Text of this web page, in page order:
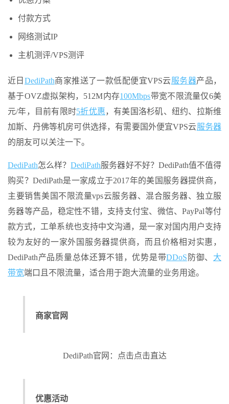
付款方式
网络测试IP
主机测评/VPS测评
近日 DediPath商家推送了一款低配便宜VPS云服务器产品，
基于OVZ虚拟架构，512M内存100Mbps带宽不限流量仅6美
元/年，目前有限时5折优惠，有美国洛杉矶、纽约、拉斯维
加斯、丹佛等机房可供选择，有需要国外便宜VPS云服务器
的朋友可以关注一下。
DediPath怎么样？DediPath服务器好不好？DediPath值不值得
购买？DediPath是一家成立于2017年的美国服务器提供商，
主要销售美国不限流量vps云服务器、混合服务器、独立服
务器等产品，稳定性不错，支持支付宝、微信、PayPal等付
款方式，工单系统也支持中文沟通，是一家对国内用户支持
较为友好的一家外国服务器提供商，而且价格相对实惠，
DediPath产品质量总体还算不错，优势是带DDoS 防御、 大
带宽端口且不限流量，适合用于跑大流量的业务用途。
商家官网
DediPath官网：点击点击直达
优惠活动